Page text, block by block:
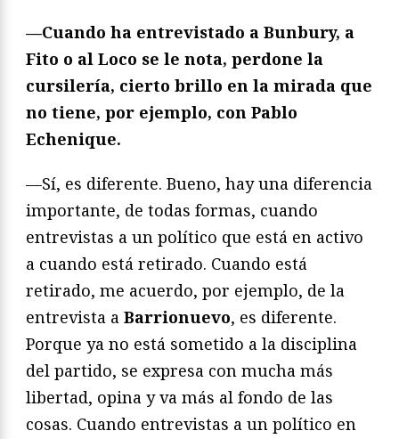
—Cuando ha entrevistado a Bunbury, a
Fito o al Loco se le nota, perdone la
cursilería, cierto brillo en la mirada que
no tiene, por ejemplo, con Pablo
Echenique.
—Sí, es diferente. Bueno, hay una diferencia
importante, de todas formas, cuando
entrevistas a un político que está en activo
a cuando está retirado. Cuando está
retirado, me acuerdo, por ejemplo, de la
entrevista a Barrionuevo, es diferente.
Porque ya no está sometido a la disciplina
del partido, se expresa con mucha más
libertad, opina y va más al fondo de las
cosas. Cuando entrevistas a un político en